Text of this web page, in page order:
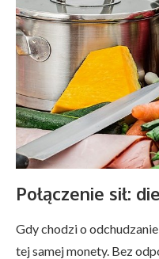
Połączenie sił:
Gdy chodzi o
tej samej monety. Bez